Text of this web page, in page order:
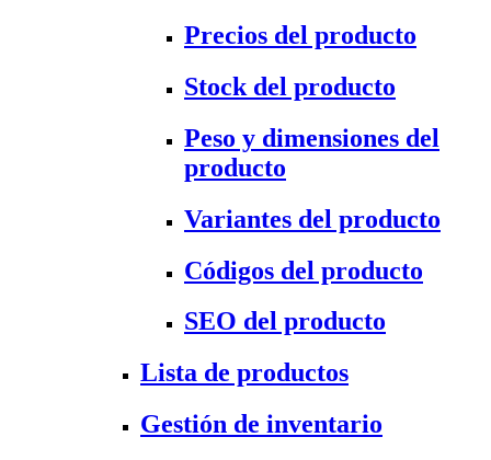
Precios del producto
Stock del producto
Peso y dimensiones del
producto
Variantes del producto
Códigos del producto
SEO del producto
Lista de productos
Gestión de inventario